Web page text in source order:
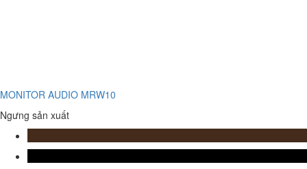
MONITOR AUDIO MRW10
Ngưng sản xuất